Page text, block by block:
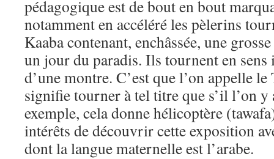
pédagogique est de bout en bout
notamment en accéléré les pèlerins
Kaaba contenant, enchâssée, une
un jour du paradis. Ils tournent en sens
d’une montre. C’est que l’on appelle
signifie tourner à tel titre que s’il l’on
exemple, cela donne hélicoptère
intérêts de découvrir cette exposition
dont la langue maternelle est l’arabe.